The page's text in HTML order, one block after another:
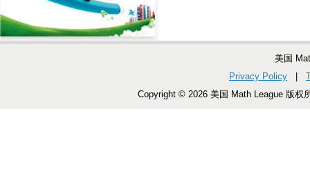
美国
Privacy Policy
Copyright © 2026 美国 Math League 版